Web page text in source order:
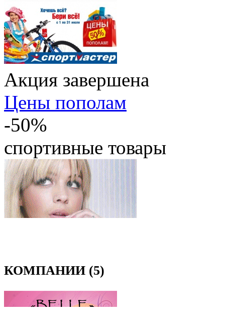
Акция завершена
Цены пополам
-50%
спортивные товары
КОМПАНИИ (5)